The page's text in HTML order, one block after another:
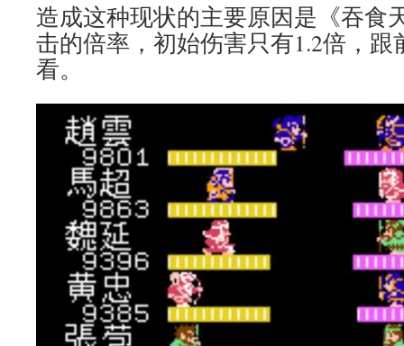
造成这种现状的主要原因是《吞食
击的倍率，初始伤害只有1.2倍，
看。